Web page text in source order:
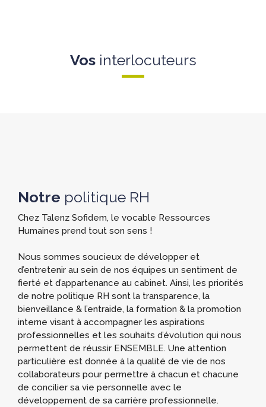
Vosinterlocuteurs
Notre politique RH
Chez Talenz Sofidem, le vocable Ressources
Humaines prend tout son sens !
Nous sommes soucieux de développer et
d’entretenir au sein de nos équipes un sentiment de
fierté et d’appartenance au cabinet. Ainsi, les priorités
de notre politique RH sont la transparence, la
bienveillance & l’entraide, la formation & la promotion
interne visant à accompagner les aspirations
professionnelles et les souhaits d’évolution qui nous
permettent de réussir ENSEMBLE. Une attention
particulière est donnée à la qualité de vie de nos
collaborateurs pour permettre à chacun et chacune
de concilier sa vie personnelle avec le
développement de sa carrière professionnelle.